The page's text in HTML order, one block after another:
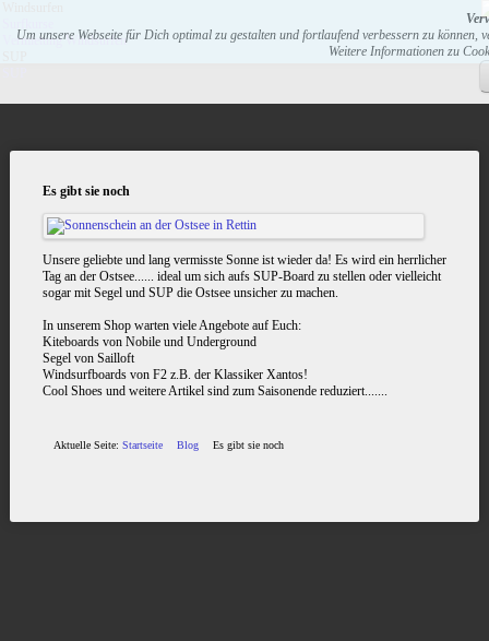
Um unsere Webseite für Dich optimal zu gestalten und fortlaufend verbessern zu
Weitere Informationen zu
Vermietung Windsurfen
Es gibt sie noch
Unsere geliebte und lang vermisste Sonne ist wieder da! Es wird ein herrlicher
Tag an der Ostsee...... ideal um sich aufs SUP-Board zu stellen oder vielleicht
sogar mit Segel und SUP die Ostsee unsicher zu machen.
In unserem Shop warten viele Angebote auf Euch:
Kiteboards von Nobile und Underground
Segel von Sailloft
Windsurfboards von F2 z.B. der Klassiker Xantos!
Cool Shoes und weitere Artikel sind zum Saisonende reduziert.......
Aktuelle Seite: Startseite Blog Es gibt sie noch